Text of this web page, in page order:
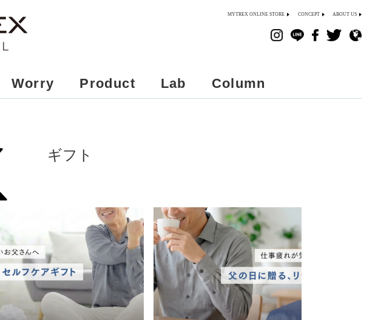
MYTREX ONLINE STORE CONCEPT ABOUT US
Worry Product Lab Column
ギフト